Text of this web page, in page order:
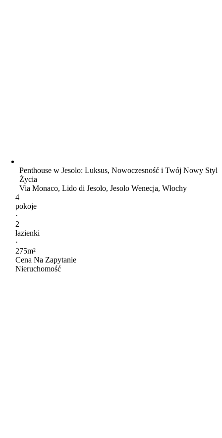
Penthouse w Jesolo: Luksus, Nowoczesność i Twój Nowy Styl
Życia
Via Monaco, Lido di Jesolo, Jesolo Wenecja, Włochy
4
pokoje
·
2
łazienki
·
275m²
Cena Na Zapytanie
Nieruchomość